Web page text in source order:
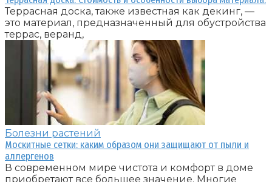
Террасная доска, также известная как декинг, —
это материал, предназначенный для обустройства
террас, веранд,
Болезни растений
Москитные сетки: каким образом они защищают от пыли и
аллергенов
В современном мире чистота и комфорт в доме
приобретают все большее значение. Многие